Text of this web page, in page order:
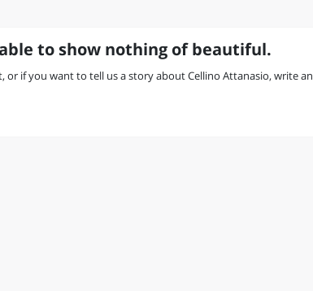
to show nothing of beautiful.
or if you want to tell us a story about Cellino Attanasio, write an